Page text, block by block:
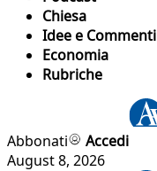
Chiesa
Idee e Commenti
Economia
Rubriche
Abbonati
Accedi
August 8, 2026